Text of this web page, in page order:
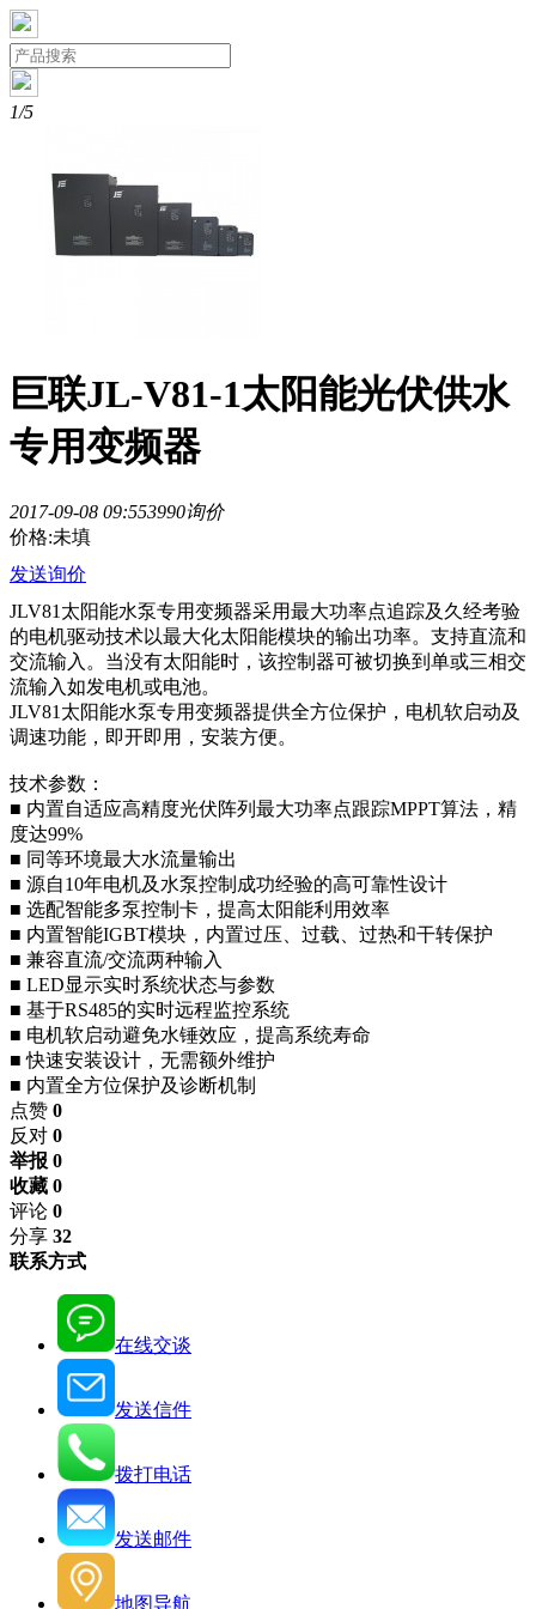
1/5
巨联JL-V81-1太阳能光伏供水
专用变频器
2017-09-08 09:553990询价
价格:未填
发送询价
JLV81太阳能水泵专用变频器采用最大功率点追踪及久经考验
的电机驱动技术以最大化太阳能模块的输出功率。支持直流和
交流输入。当没有太阳能时，该控制器可被切换到单或三相交
流输入如发电机或电池。
JLV81太阳能水泵专用变频器提供全方位保护，电机软启动及
调速功能，即开即用，安装方便。
技术参数：
■ 内置自适应高精度光伏阵列最大功率点跟踪MPPT算法，精
度达99%
■ 同等环境最大水流量输出
■ 源自10年电机及水泵控制成功经验的高可靠性设计
■ 选配智能多泵控制卡，提高太阳能利用效率
■ 内置智能IGBT模块，内置过压、过载、过热和干转保护
■ 兼容直流/交流两种输入
■ LED显示实时系统状态与参数
■ 基于RS485的实时远程监控系统
■ 电机软启动避免水锤效应，提高系统寿命
■ 快速安装设计，无需额外维护
■ 内置全方位保护及诊断机制
点赞 0
反对 0
举报 0
收藏 0
评论 0
分享 32
联系方式
在线交谈
发送信件
拨打电话
发送邮件
地图导航